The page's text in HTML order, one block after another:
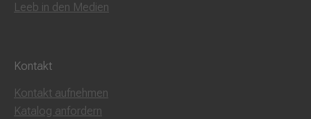
Leeb in den Medien
Kontakt
Kontakt aufnehmen
Katalog anfordern